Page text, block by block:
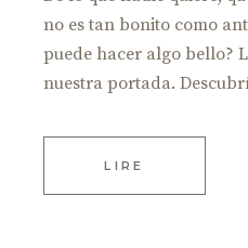
no es tan bonito como
puede hacer algo bello?
nuestra portada.
LIRE